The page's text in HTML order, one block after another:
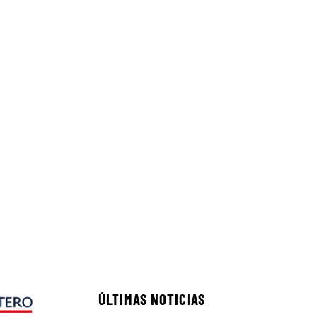
ÚLTIMAS NOTICIAS